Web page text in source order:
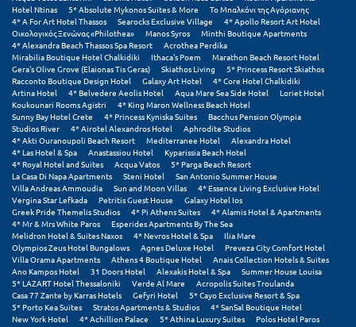
Ν
Νάξος
Νάουσα
Ναυπακτία
Ναύπλιο
Νέα Μάκρη
Νέα Στύρα Εύβοιας
Νέοι Πόροι Πιερίας
Ξ
Ξυλόκαστρο
Hotel Ntinas
5* Absolute Mykonos Suites & More
Το Μπαλκόνι της Αγόριανης
4* A For Art Hotel Thassos
Searocks Exclusive Village
4* Apollo Resort Art Hotel
Οικολογικός Ξενώνας «Philothea»
Manos Syros
Minthi Boutique Apartments
4* Alexandra Beach Thassos Spa Resort
Acrothea Perdika
Mirabilia Boutique Hotel Chalkidiki
Ithaca's Poem
Marathon Beach Resort Hotel
Gera's Olive Grove (Elaionas Tis Geras)
Skiathos Living
5* Princess Resort Skiathos
Racconto Boutique Design Hotel
Galaxy Art Hotel
4* Core Hotel Chalkidiki
Artina Hotel
4* Belvedere Aeolis Hotel Aqua Mare Sea Side Hotel
Loriet Hotel
Koukounari Rooms Agistri
4* King Maron Wellness Beach Hotel
Sunny Bay Hotel Crete
4* Princess Kyniska Suites
Bacchus Pension Olympia
Studios River
4* Airotel Alexandros Hotel
Aphrodite Studios
4* Akti Ouranoupoli Beach Resort
Mediterranee Hotel
Alexandra Hotel
4* Las Hotel & Spa
Anastassiou Hotel
Kyparissia Beach Hotel
4* Royal Hotel and Suites
Acqua Vatos
5* Parga Beach Resort
La Casa Di Napa Apartments
Steni Hotel
San Antonio Summer House
Villa Andreas Ammoudia
Sun and Moon Villas
4* Essence Living Exclusive Hotel
Vergina Star Lefkada
Petritis Guest House
Galaxy Hotel Ios
Greek Pride Themelis Studios
4* Pi Athens Suites
4* Alamis Hotel & Apartments
4* Mr & Mrs White Paros
Esperides Apartments By The Sea
Melidron Hotel & Suites Naxos
4* Nevros Hotel & Spa
Ilia Mare
Olympios Zeus Hotel Bungalows
Agnes Deluxe Hotel
Preveza City Comfort Hotel
Villa Orama Apartments
Athens 4 Boutique Hotel
Anais Collection Hotels & Suites
Ano Kampos Hotel
31 Doors Hotel Alexakis Hotel & Spa
Summer House Louisa
5* LAZART Hotel Thessaloniki
Verde Al Mare
Acropolis Suites Troulanda
Casa 77 Zante by Karras Hotels
Gefyri Hotel
5* Cayo Exclusive Resort & Spa
5* Porto Kea Suites
Stratos Apartments & Studios
4* SanSal Boutique Hotel
New York Hotel
4* Achillion Palace 5* Athina Luxury Suites
Polos Hotel Paros